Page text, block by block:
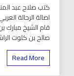
كتب صلاح عبد
اصالة الرحالة
قام الشيخ مبارك
صالح بن كلوت
Read More